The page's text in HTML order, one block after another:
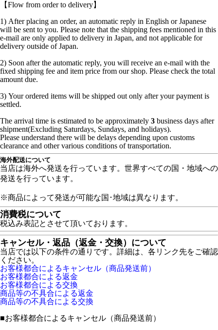
【Flow from order to delivery】
1) After placing an order, an automatic reply in English or Japanese
will be sent to you. Please note that the shipping fees mentioned in this
e-mail are only applied to delivery in Japan, and not applicable for
delivery outside of Japan.
2) Soon after the automatic reply, you will receive an e-mail with the
fixed shipping fee and item price from our shop. Please check the total
amount due.
3) Your ordered items will be shipped out only after your payment is
settled.
The arrival time is estimated to be approximately 3 business days after
shipment(Excluding Saturdays, Sundays, and holidays).
Please understand there will be delays depending upon customs
clearance and other various conditions of transportation.
海外配送について
当店は海外へ発送を行っています。世界すべての国・地域への
発送を行っています。
※商品によって発送が可能な国･地域は異なります。
消費税について
税込み表記とさせて頂いております。
キャンセル・返品（返金・交換）について
当店では以下の条件の通りです。詳細は、各リンク先をご確認
ください。
お客様都合によるキャンセル（商品発送前）
お客様都合による返金
お客様都合による交換
商品等の不具合による返金
商品等の不具合による交換
■お客様都合によるキャンセル（商品発送前）